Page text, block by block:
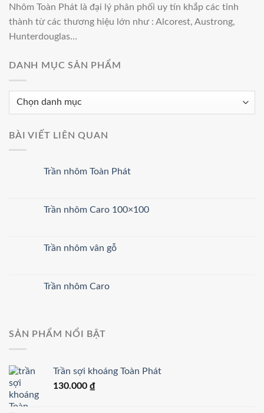
Nhôm Toàn Phát l à đại lý phân phối uy tín khắp các tỉnh
thành từ các thương hiệu lớn như : Alcorest, Austrong,
Hunterdouglas…
DANH MỤC SẢN PHẨM
BÀI VIẾT LIÊN QUAN
Trần nhôm Toàn Phát
Trần nhôm Caro 100×100
Trần nhôm vân gỗ
Trần nhôm Caro
SẢN PHẨM NỔI BẬT
Trần sợi khoáng Toàn Phát
130.000 ₫